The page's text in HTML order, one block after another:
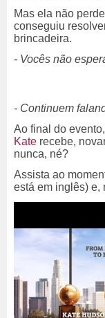
Mas ela não
conseguiu
brincadeira.
- Vocês não
- Continuem
Ao final do
Kate recebe,
nunca, né?
Assista ao
está em inglês) e,